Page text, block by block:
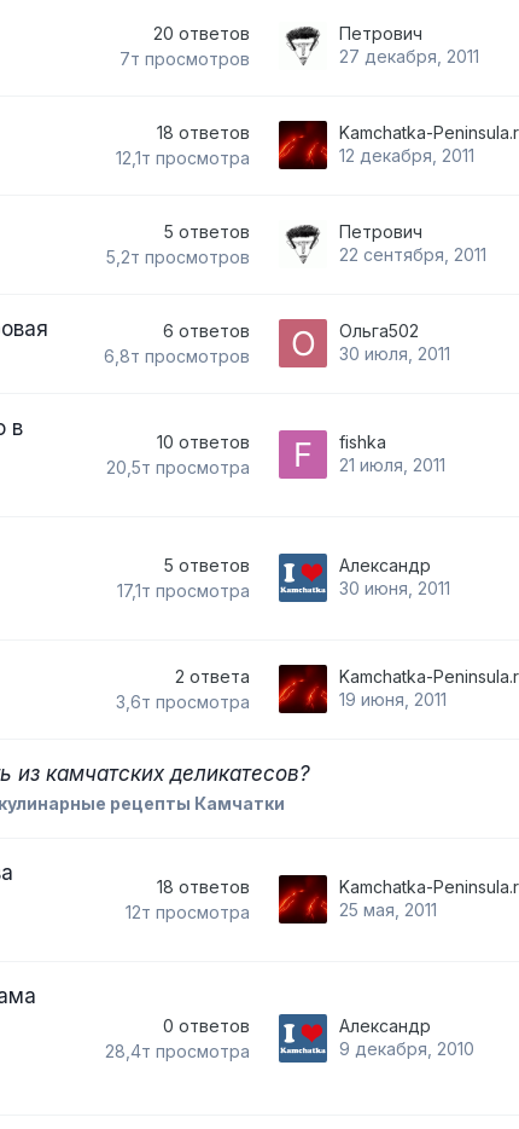
20 ответов
7т просмотров
Петрович
27 декабря, 2011
18 ответов
12,1т просмотра
Kamchatka-
12 декабря, 2011
5 ответов
5,2т просмотров
Петрович
22 сентября, 2011
6 ответов
6,8т просмотров
Ольга502
30 июля, 2011
в
10 ответов
20,5т просмотра
fishka
21 июля, 2011
5 ответов
17,1т просмотра
Александр
30 июня, 2011
2 ответа
3,6т просмотра
Kamchatka-
19 июня, 2011
камчатских деликатесов?
рецепты Камчатки
18 ответов
12т просмотра
Kamchatka-
25 мая, 2011
0 ответов
28,4т просмотра
Александр
9 декабря, 2010